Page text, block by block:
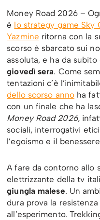
Money Road 2026 –
è lo strategy game Sky
Yazmine ritorna con la
scorso è sbarcato sui
assoluta, e ha da
giovedì sera. Come
tentazioni c’è
dello scorso annoha
con un finale che ha
Money Road 2026,
sociali, interrogativi
l’egoismo e il
A fare da contorno allo
elettrizzante della tv
giungla malese. Un
dura prova la
all’esperimento.